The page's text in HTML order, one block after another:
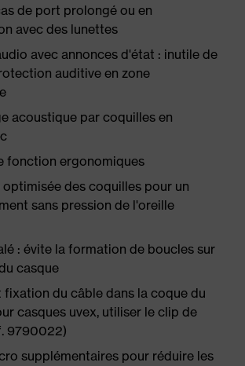
de port prolongé ou en
avec des lunettes
avec annonces d'état : inutile de
auditive en zone
acoustique par coquilles en
fonction ergonomiques
des coquilles pour un
sans pression de l'oreille
: évite la formation de boucles sur
casque
fixation du câble dans la coque du
casques uvex, utiliser le clip de
9790022)
supplémentaires pour réduire les